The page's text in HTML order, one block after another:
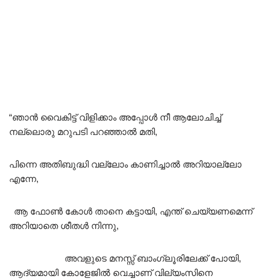
“ഞാൻ വൈകിട്ട് വിളിക്കാം അപ്പോൾ നീ ആലോചിച്ച്
നല്ലൊരു മറുപടി പറഞ്ഞാൽ മതി,
പിന്നെ അതിബുദ്ധി വല്ലോം കാണിച്ചാൽ അറിയാല്ലോ
എന്നേ,
ആ ഫോൺ കോൾ താനെ കട്ടായി, എന്ത് ചെയ്യണമെന്ന്
അറിയാതെ ശീതൾ നിന്നു,
അവളുടെ മനസ്സ് ബാംഗ്ലൂരിലേക്ക് പോയി,
ആദ്യമായി കോളേജിൽ വെച്ചാണ് വില്യംസിനെ